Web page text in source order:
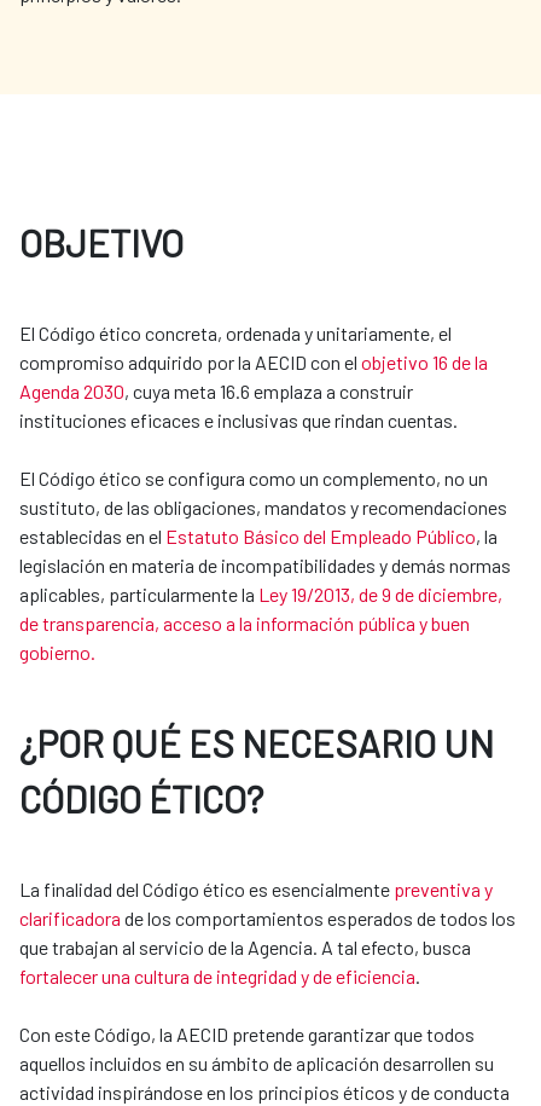
OBJETIVO
El Código ético concreta, ordenada y unitariamente, el
compromiso adquirido por la AECID con el objetivo 16 de la
Agenda 2030, cuya meta 16.6 emplaza a construir
instituciones eficaces e inclusivas que rindan cuentas.
El Código ético se configura como un complemento, no un
sustituto, de las obligaciones, mandatos y recomendaciones
establecidas en el Estatuto Básico del Empleado Público, la
legislación en materia de incompatibilidades y demás normas
aplicables, particularmente la Ley 19/2013, de 9 de diciembre,
de transparencia, acceso a la información pública y buen
gobierno.
¿POR QUÉ ES NECESARIO UN
CÓDIGO ÉTICO?
La finalidad del Código ético es esencialmente preventiva y
clarificadora de los comportamientos esperados de todos los
que trabajan al servicio de la Agencia. A tal efecto, busca
fortalecer una cultura de integridad y de eficiencia.
Con este Código, la AECID pretende garantizar que todos
aquellos incluidos en su ámbito de aplicación desarrollen su
actividad inspirándose en los principios éticos y de conducta